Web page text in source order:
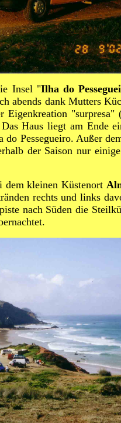
Insel "Ilha do
abends dank Mutters
Eigenkreation
Haus liegt am Ende
Pessegueiro. Außer
der Saison nur
dem kleinen Küstenort
rechts und links
nach Süden die